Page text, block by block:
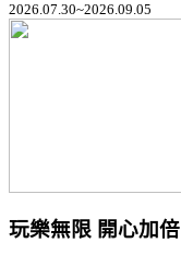
2026.07.30~2026.09.05
玩樂無限 開心加倍